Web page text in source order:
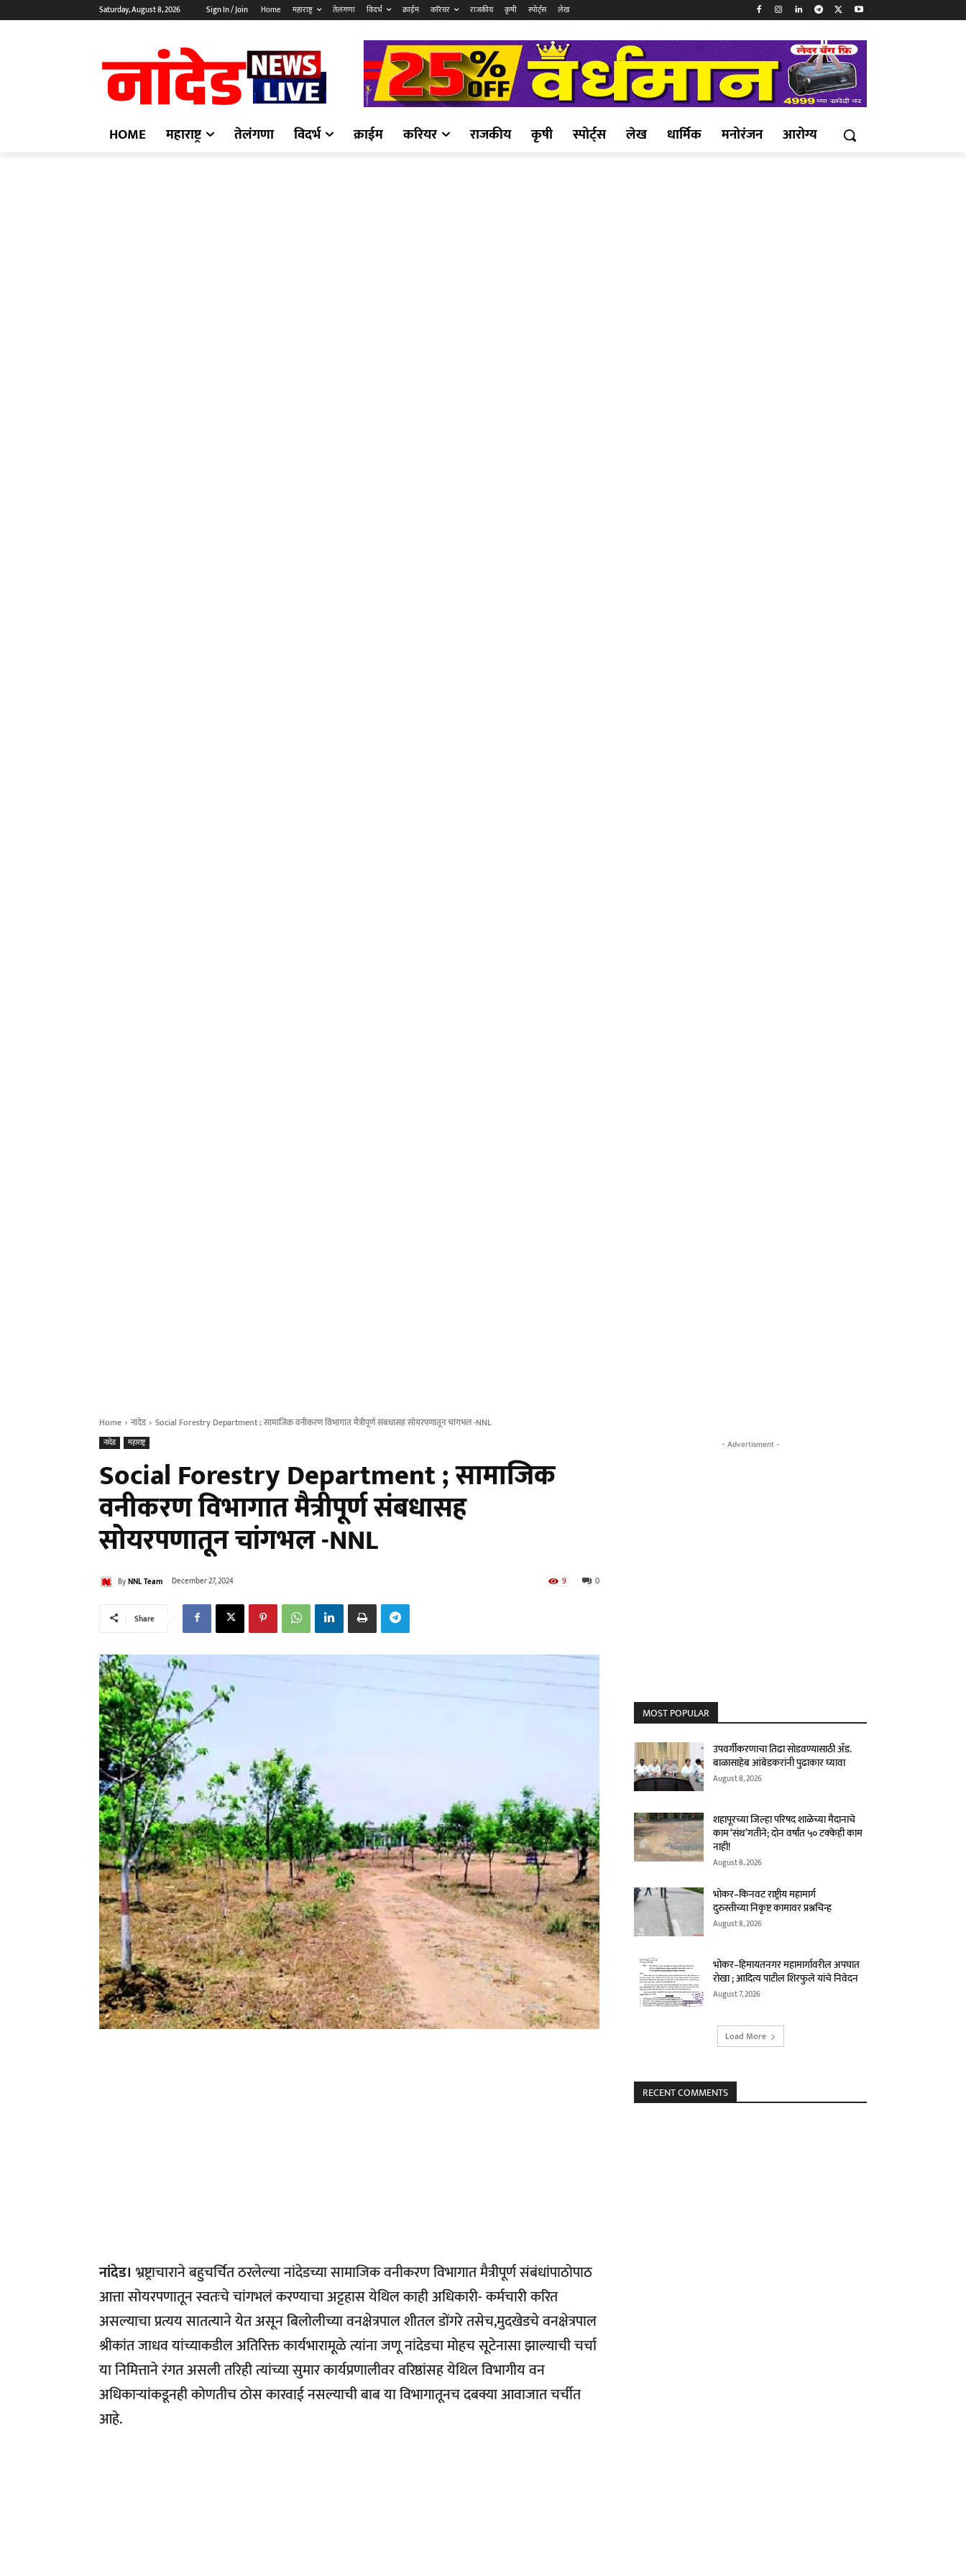
Saturday, August 8, 2026 Sign In / Join Home महाराष्ट्र तेलंगणा विदर्भ क्राईम करियर राजकीय कृषी स्पोर्ट्स लेख
HOME महाराष्ट्र तेलंगणा विदर्भ क्राईम करियर राजकीय कृषी स्पोर्ट्स लेख धार्मिक मनोरंजन आरोग्य
Home नांदेड Social Forestry Department ; सामाजिक वनीकरण विभागात मैत्रीपूर्ण संबधासह सोयरपणातून चांगभल -NNL
नांदेड महाराष्ट्र
Social Forestry Department ; सामाजिक
वनीकरण विभागात मैत्रीपूर्ण संबधासह
सोयरपणातून चांगभल -NNL
ByNNL Team December 27, 2024 0
9
Share
नांदेड। भ्रष्ट्राचाराने बहुचर्चित ठरलेल्या नांदेडच्या सामाजिक वनीकरण विभागात मैत्रीपूर्ण संबंधांपाठोपाठ
आत्ता सोयरपणातून स्वतःचे चांगभलं करण्याचा अट्टहास येथिल काही अधिकारी- कर्मचारी करित
असल्याचा प्रत्यय सातत्याने येत असून बिलोलीच्या वनक्षेत्रपाल शीतल डोंगरे तसेच,मुदखेडचे वनक्षेत्रपाल
श्रीकांत जाधव यांच्याकडील अतिरिक्त कार्यभारामूळे त्यांना जणू नांदेडचा मोहच सूटेनासा झाल्याची चर्चा
या निमित्ताने रंगत असली तरिही त्यांच्या सुमार कार्यप्रणालीवर वरिष्ठांसह येथिल विभागीय वन
अधिकाऱ्यांकडूनही कोणतीच ठोस कारवाई नसल्याची बाब या विभागातूनच दबक्या आवाजात चर्चीत
आहे.
- Advertisment -
MOST POPULAR
उपवर्गीकरणाचा तिढा सोडवण्यासाठी ॲड.
बाळासाहेब आंबेडकरांनी पुढाकार घ्यावा
August 8, 2026
शहापूरच्या जिल्हा परिषद शाळेच्या मैदानाचे
काम ‘संथ’गतीने; दोन वर्षांत ५० टक्केही काम
नाही!
August 8, 2026
भोकर–किनवट राष्ट्रीय महामार्ग
दुरुस्तीच्या निकृष्ट कामावर प्रश्नचिन्ह
August 8, 2026
भोकर–हिमायतनगर महामार्गावरील अपघात
रोखा ; आदित्य पाटील शिरफुले यांचे निवेदन
August 7, 2026
Load More
RECENT COMMENTS